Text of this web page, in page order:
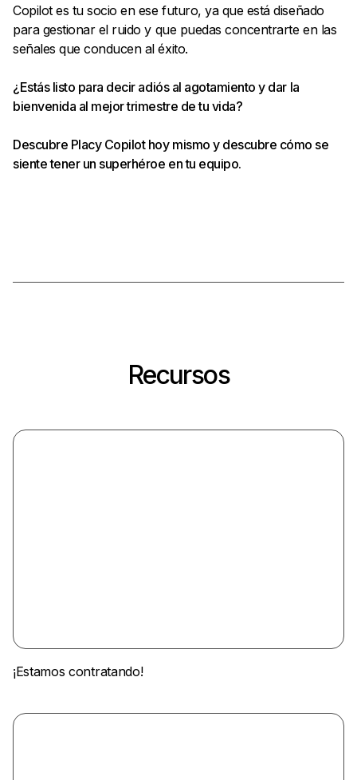
Copilot es tu socio en ese futuro, ya que está diseñado
para gestionar el ruido y que puedas concentrarte en las
señales que conducen al éxito.
¿Estás listo para decir adiós al agotamiento y dar la
bienvenida al mejor trimestre de tu vida?
Descubre Placy Copilot hoy mismo y descubre cómo se
siente tener un superhéroe en tu equipo.
Recursos
¡Estamos contratando!